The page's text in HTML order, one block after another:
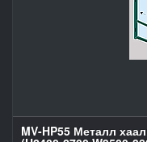
MV-HP55 Металл